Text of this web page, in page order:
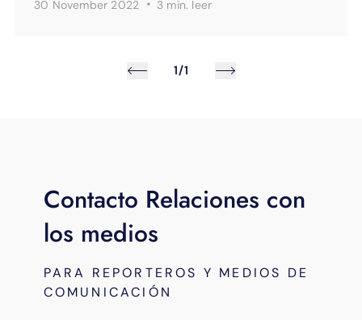
30 November 2022 3 min. leer
1/1
Contacto Relaciones con
los medios
PARA REPORTEROS Y MEDIOS DE
COMUNICACIÓN